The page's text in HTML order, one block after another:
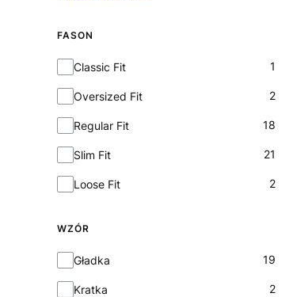
FASON
Fason
Classic Fit 1
Oversized Fit 2
Regular Fit 18
Slim Fit 21
Loose Fit 2
WZÓR
Wzór
Gładka 19
Kratka 2